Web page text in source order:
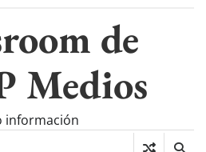
de
Medios
información